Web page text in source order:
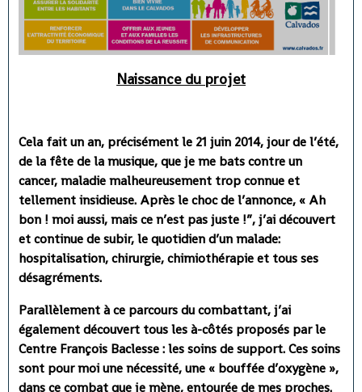
Naissance du projet
Cela fait un an, précisément le 21 juin 2014, jour de l’été,
de la fête de la musique, que je me bats contre un
cancer, maladie malheureusement trop connue et
tellement insidieuse. Après le choc de l’annonce, « Ah
bon ! moi aussi, mais ce n’est pas juste !”, j’ai découvert
et continue de subir, le quotidien d’un malade:
hospitalisation, chirurgie, chimiothérapie et tous ses
désagréments.
Parallèlement à ce parcours du combattant, j’ai
également découvert tous les à-côtés proposés par le
Centre François Baclesse : les soins de support. Ces soins
sont pour moi une nécessité, une « bouffée d’oxygène »,
dans ce combat que je mène, entourée de mes proches.